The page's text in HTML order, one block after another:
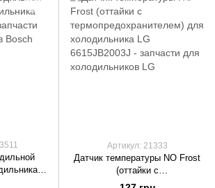
Артикул: 21333
Датчик температуры NO Frost
(оттайки с
термопредохранителем) для